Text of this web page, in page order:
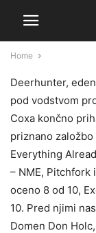
Home
Deerhunter,
pod vodstvom
Coxa končno
priznano založbo
Everything
– NME, Pitchfork
oceno 8 od 10,
10. Pred njimi
Domen Don